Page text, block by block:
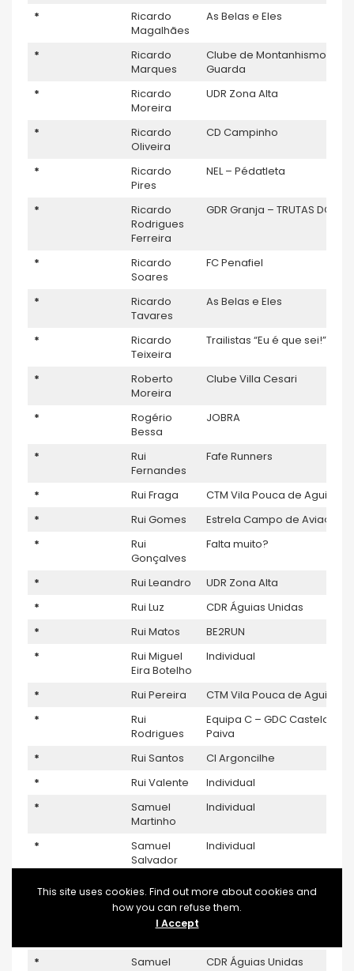
*
Ricardo
Magalhães
As Belas e Eles
*
Ricardo
Marques
Clube de Montanhismo da
Guarda
*
Ricardo
Moreira
UDR Zona Alta
*
Ricardo
Oliveira
CD Campinho
*
Ricardo
Pires
NEL – Pédatleta
*
Ricardo
Rodrigues
Ferreira
GDR Granja – TRUTAS DO
*
Ricardo
Soares
FC Penafiel
*
Ricardo
Tavares
As Belas e Eles
*
Ricardo
Teixeira
Trailistas “Eu é que sei!”
*
Roberto
Moreira
Clube Villa Cesari
*
Rogério
Bessa
JOBRA
*
Rui
Fernandes
Fafe Runners
* Rui Fraga
CTM Vila Pouca de Aguiar
*
Rui Gomes
Estrela Campo de Aviação
*
Rui
Gonçalves
Falta muito?
* Rui Leandro
UDR Zona Alta
*
Rui Luz
CDR Águias Unidas
*
Rui Matos
BE2RUN
*
Rui Miguel
Eira Botelho
Individual
* Rui Pereira
CTM Vila Pouca de Aguiar
*
Rui
Rodrigues
Equipa C – GDC Castelo de
Paiva
*
Rui Santos
CI Argoncilhe
*
Rui Valente
Individual
*
Samuel
Martinho
Individual
*
Samuel
Salvador
Individual
*
Samuel
Silva
ADC CJ CLARK – Castelo de
Paiva
Samuel
*
Samuel
CDR Águias Unidas
This site uses cookies. Find out more about cookies and
how you can refuse them.
I Accept